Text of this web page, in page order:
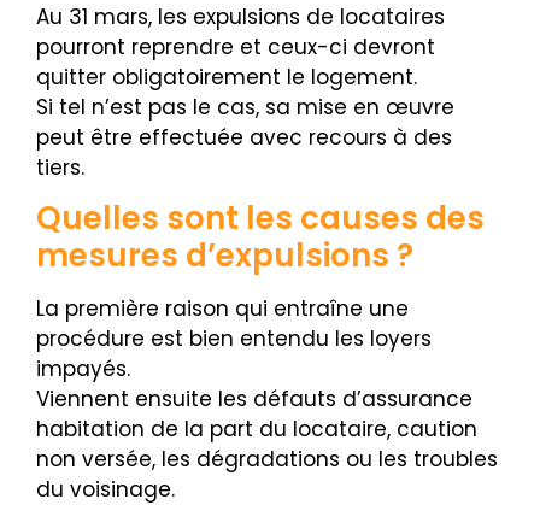
Au 31 mars, les expulsions de locataires
pourront reprendre et ceux-ci devront
quitter obligatoirement le logement.
Si tel n’est pas le cas, sa mise en œuvre
peut être effectuée avec recours à des
tiers.
Quelles sont les causes des
mesures d’expulsions ?
La première raison qui entraîne une
procédure est bien entendu les loyers
impayés.
Viennent ensuite les défauts d’assurance
habitation de la part du locataire, caution
non versée, les dégradations ou les troubles
du voisinage.